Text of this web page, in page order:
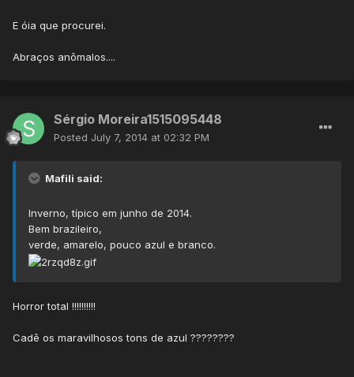
E óia que procurei.
Abraços anômalos....
Sérgio Moreira1515095448
Posted July 7, 2014 at 02:32 PM
Mafili said:
Inverno, típico em junho de 2014.
Bem brazileiro,
verde, amarelo, pouco azul e branco.
Horror total !!!!!!!!!!
Cadê os maravilhosos tons de azul ????????